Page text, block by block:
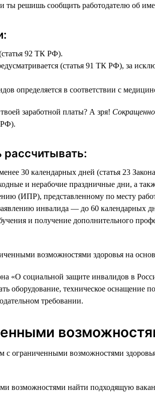
ты решишь сообщить работодателю об
92 ТК РФ).
(статья 91 ТК РФ), за
определяется в соответствии с
заработной платы? А зря!
РФ).
30 календарных дней (статья 23
и нерабочие праздничные дни, а
(ИПР), представленному по месту
инвалида — до 60 календарных
и получение дополнительного
возможностями здоровья на
«О социальной защите инвалидов в
оборудование, техническое
требовании.
с ограниченными возможностями
возможностями найти подходящую